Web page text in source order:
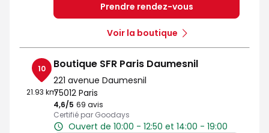
Prendre rendez-vous
Voir la boutique
10
21.93 km
Boutique SFR Paris Daumesnil
221 avenue Daumesnil
75012 Paris
4,6/5 Note de 4.6 sur 5
69 avis
Certifié par Goodays
Ouvert de 10:00 - 12:50 et 14:00 - 19:00